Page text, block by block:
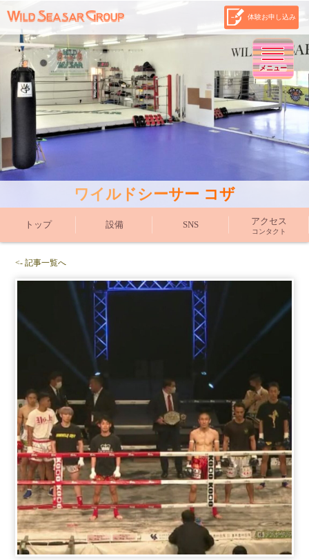
体験お申し込み
メニュー
ワイルドシーサー コザ
トップ 設備 SNS アクセス
コンタクト
<- 記事一覧へ